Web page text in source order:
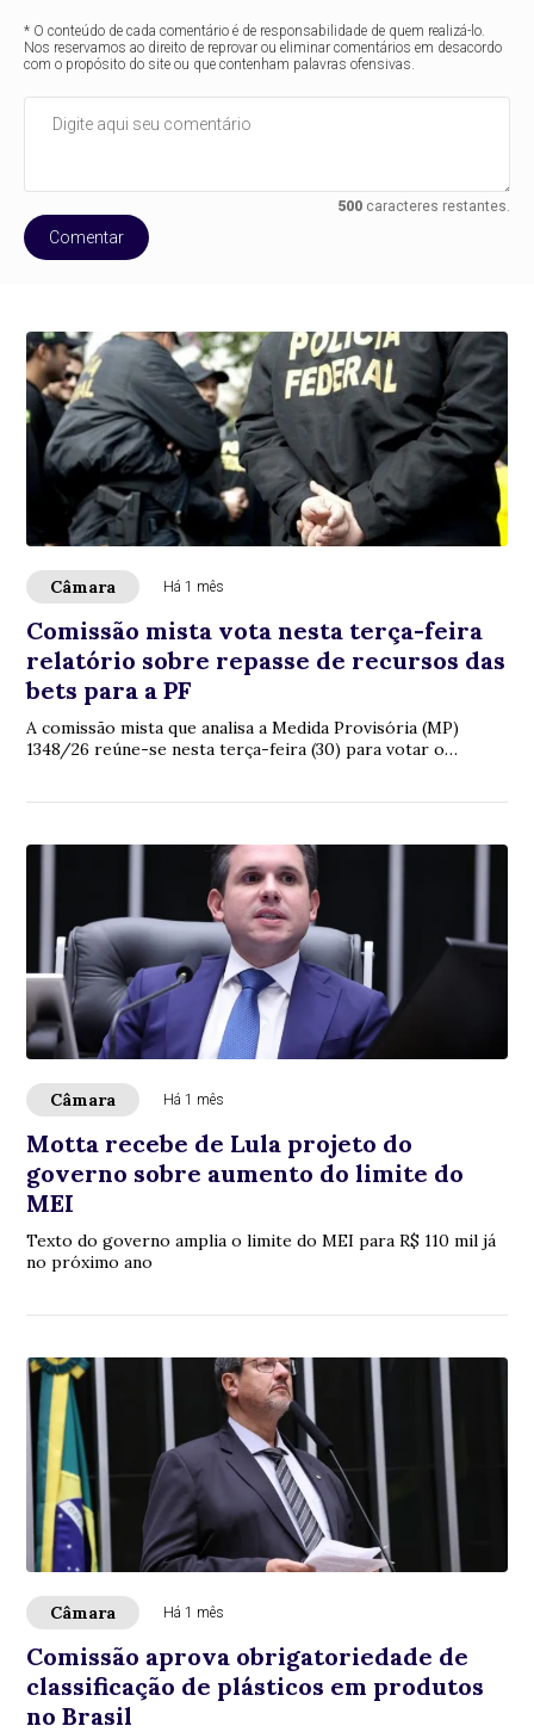
* O conteúdo de cada comentário é de responsabilidade de quem realizá-lo.
Nos reservamos ao direito de reprovar ou eliminar comentários em desacordo
com o propósito do site ou que contenham palavras ofensivas.
500caracteres restantes.
Comentar
Câmara Há 1 mês
Comissão mista vota nesta terça-feira
relatório sobre repasse de recursos das
bets para a PF
A comissão mista que analisa a Medida Provisória (MP)
1348/26 reúne-se nesta terça-feira (30) para votar o
Câmara Há 1 mês
Motta recebe de Lula projeto do
governo sobre aumento do limite do
MEI
Texto do governo amplia o limite do MEI para R$ 110 mil já
no próximo ano
Câmara Há 1 mês
Comissão aprova obrigatoriedade de
classificação de plásticos em produtos
no Brasil